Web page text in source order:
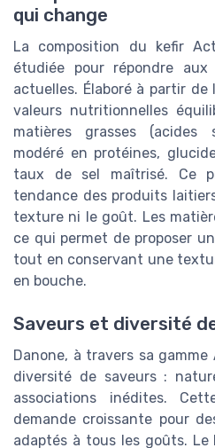
qui change
La composition du kefir
étudiée pour répondre
actuelles. Élaboré à partir
valeurs nutritionnelles
matières grasses (acides
modéré en protéines,
taux de sel maîtrisé. Ce
tendance des produits
texture ni le goût. Les
ce qui permet de proposer
tout en conservant une
en bouche.
Saveurs et diversité
Danone, à travers sa
diversité de saveurs :
associations inédites.
demande croissante pour
adaptés à tous les goûts.